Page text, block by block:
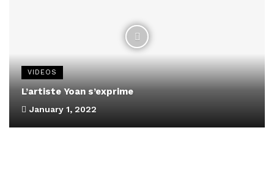
VIDEOS
L’artiste Yoan s’exprime
January 1, 2022